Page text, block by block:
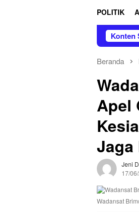
POLITIK
Konten
Beranda
Apel
Jaga
Jeni
17/
Wadansat